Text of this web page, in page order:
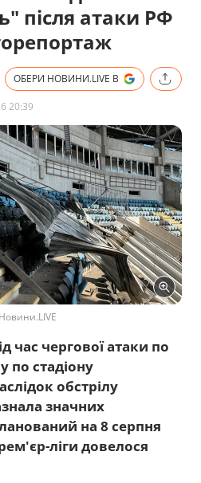
після атаки РФ
ОБЕРИ НОВИНИ.LIVE В
20:39
час чергової атаки по
по стадіону
обстрілу
значних
на 8 серпня
ліги довелося